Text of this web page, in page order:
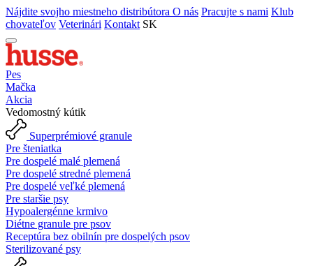
Nájdite svojho miestneho distribútora O nás Pracujte s nami Klub
chovateľov Veterinári Kontakt SK
Pes
Mačka
Akcia
Vedomostný kútik
Superprémiové granule
Pre šteniatka
Pre dospelé malé plemená
Pre dospelé stredné plemená
Pre dospelé veľké plemená
Pre staršie psy
Hypoalergénne krmivo
Diétne granule pre psov
Receptúra bez obilnín pre dospelých psov
Sterilizované psy